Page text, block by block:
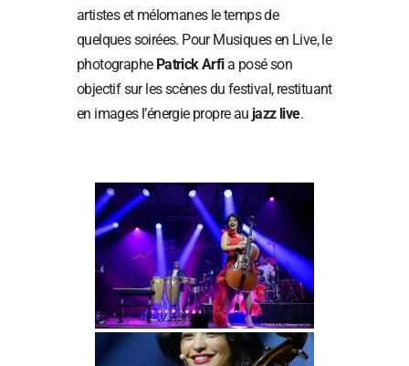
artistes et mélomanes le temps de
quelques soirées. Pour Musiques en Live, le
photographe Patrick Arfia posé son
objectif sur les scènes du festival, restituant
en images l’énergie propre au jazz live.